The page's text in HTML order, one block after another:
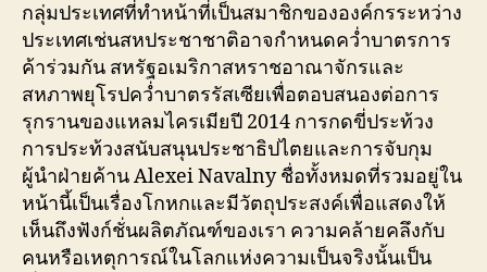
กลุ่มประเทศที่ทำหน้าที่เป็นสมาชิกขององค์กรระหว่าง
ประเทศเช่นสหประชาชาติอาจกำหนดคว่ำบาตรการ
ค้าร่วมกัน สหรัฐอเมริกาสหราชอาณาจักรและ
สหภาพยุโรปคว่ำบาตรรัสเซียเพื่อตอบสนองต่อการ
รุกรานของแหลมไครเมียปี 2014 การกดขี่ประท้วง
การประท้วงสนับสนุนประชาธิปไตยและการจับกุม
ผู้นำฝ่ายค้าน Alexei Navalny ชื่อทั้งหมดที่รวมอยู่ใน
หน้านี้เป็นเรื่องโกหกและมีวัตถุประสงค์เพื่อแสดงให้
เห็นถึงฟังก์ชั่นผลิตภัณฑ์ของเรา ความคล้ายคลึงกับ
คนหรือเหตุการณ์ในโลกแห่งความเป็นจริงนั้นเป็น